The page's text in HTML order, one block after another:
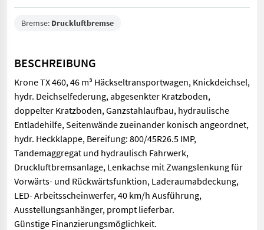
Bremse: Druckluftbremse
BESCHREIBUNG
Krone TX 460, 46 m³ Häckseltransportwagen, Knickdeichsel,
hydr. Deichselfederung, abgesenkter Kratzboden,
doppelter Kratzboden, Ganzstahlaufbau, hydraulische
Entladehilfe, Seitenwände zueinander konisch angeordnet,
hydr. Heckklappe, Bereifung: 800/45R26.5 IMP,
Tandemaggregat und hydraulisch Fahrwerk,
Druckluftbremsanlage, Lenkachse mit Zwangslenkung für
Vorwärts- und Rückwärtsfunktion, Laderaumabdeckung,
LED- Arbeitsscheinwerfer, 40 km/h Ausführung,
Ausstellungsanhänger, prompt lieferbar.
Günstige Finanzierungsmöglichkeit.